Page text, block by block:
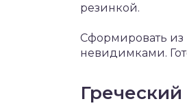
резинкой.
Сформировать из
невидимками.
Греческий